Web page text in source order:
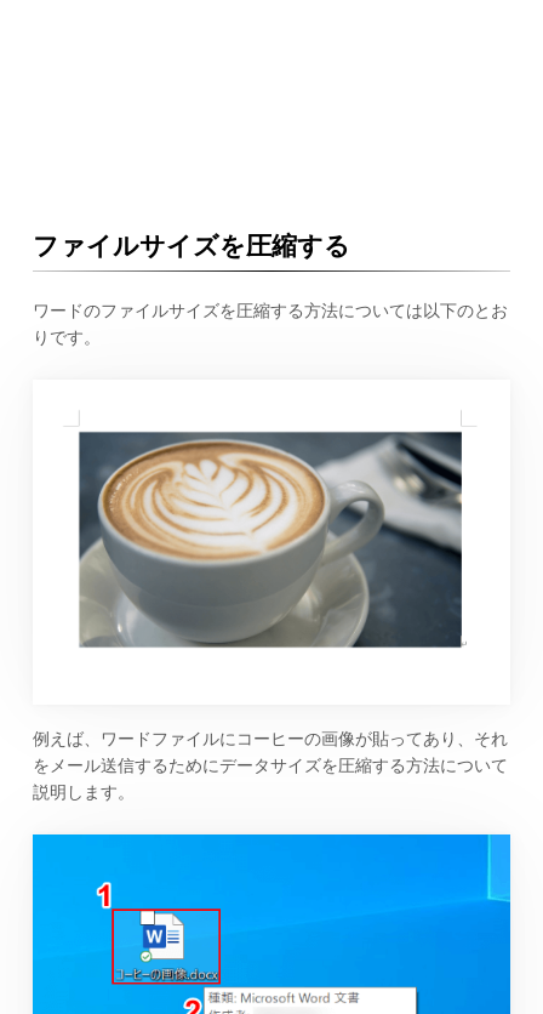
ファイルサイズを圧縮する
ワードのファイルサイズを圧縮する方法については以下のとお
りです。
例えば、ワードファイルにコーヒーの画像が貼ってあり、それ
をメール送信するためにデータサイズを圧縮する方法について
説明します。